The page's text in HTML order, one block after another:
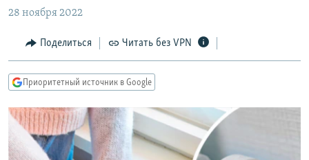
основному
Вернутся
главной
навигации
Вернутся
поиску
ЦИТАТЫ СВОБОДЫ
МНЕНИЯ
IDEL.РЕАЛИИ
КАВКАЗ.РЕАЛИИ
СЕВЕР.РЕАЛИИ
28 ноября 2022
Поделиться Читать без VPN
Приоритетный источник в Google